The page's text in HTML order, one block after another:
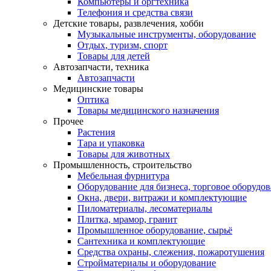
Телефония и средства связи
Детские товары, развлечения, хобби
Музыкальные инструменты, оборудование
Отдых, туризм, спорт
Товары для детей
Автозапчасти, техника
Автозапчасти
Медицинские товары
Оптика
Товары медицинского назначения
Прочее
Растения
Тара и упаковка
Товары для животных
Промышленность, строительство
Мебельная фурнитура
Оборудование для бизнеса, торговое
Окна, двери, витражи и комплектующие
Пиломатериалы, лесоматериалы
Плитка, мрамор, гранит
Промышленное оборудование, сырьё
Сантехника и комплектующие
Средства охраны, слежения, пожаротушения
Стройматериалы и оборудование